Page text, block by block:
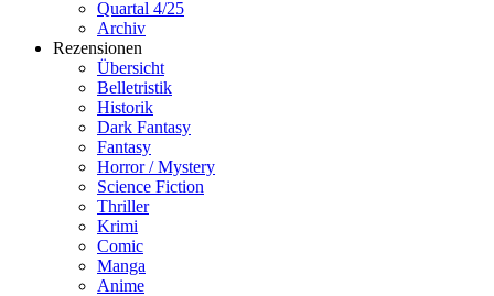
Quartal 4/25
Archiv
Rezensionen
Übersicht
Belletristik
Historik
Dark Fantasy
Fantasy
Horror / Mystery
Science Fiction
Thriller
Krimi
Comic
Manga
Anime